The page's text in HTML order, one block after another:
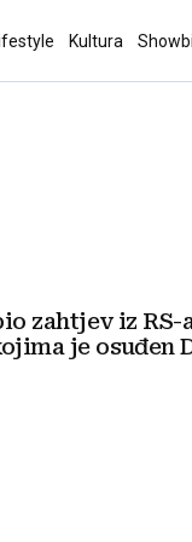
Kultura
zahtjev iz RS-
je osuđen